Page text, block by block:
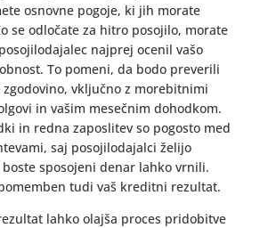
osnovne pogoje, ki jih morate
se odločate za hitro posojilo, morate
najprej ocenil vašo
To pomeni, da bodo preverili
vključno z morebitnimi
in vašim mesečnim dohodkom.
in redna zaposlitev so pogosto med
saj posojilodajalci želijo
sposojeni denar lahko vrnili.
tudi vaš kreditni rezultat.
lahko olajša proces pridobitve